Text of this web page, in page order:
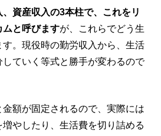
資産収入の3本柱で、これをリ
ムと呼びますが、これらでどう生
。現役時の勤労収入から、生活
ていく等式と勝手が変わるので
額が固定されるので、実際には
やしたり、生活費を切り詰める